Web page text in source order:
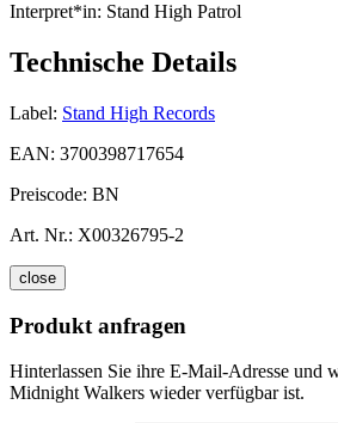
Interpret*in: Stand High Patrol
Technische Details
Label: Stand High Records
EAN: 3700398717654
Preiscode: BN
Art. Nr.: X00326795-2
close
Produkt anfragen
Hinterlassen Sie ihre E-Mail-Adresse und
Midnight Walkers wieder verfügbar ist.